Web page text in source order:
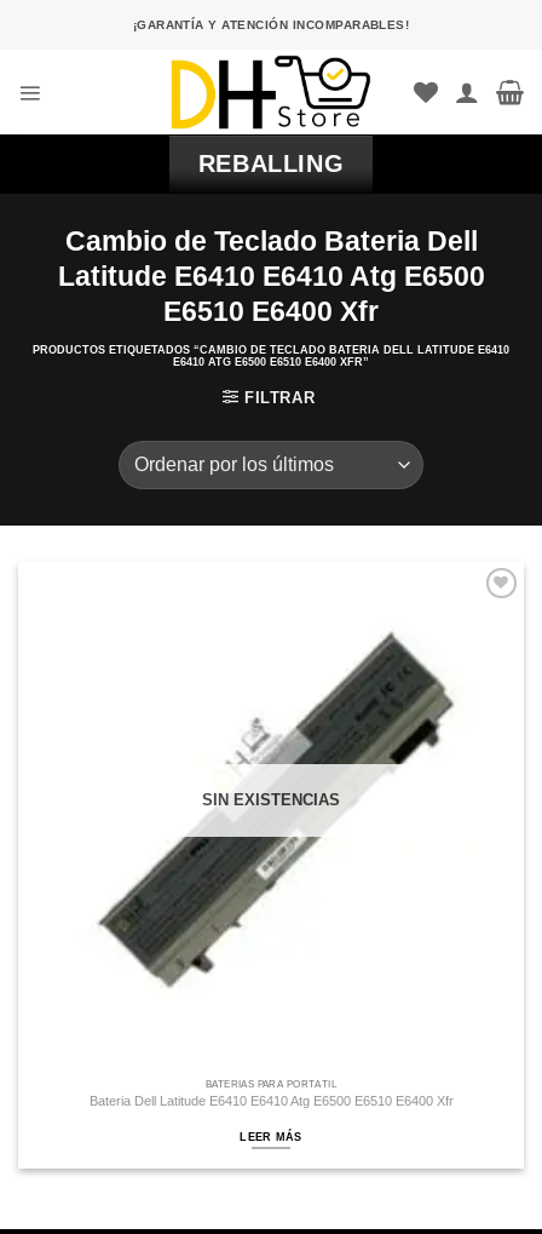
¡GARANTÍA Y ATENCIÓN INCOMPARABLES!
REBALLING
Cambio de Teclado Bateria Dell
Latitude E6410 E6410 Atg E6500
E6510 E6400 Xfr
PRODUCTOS ETIQUETADOS “CAMBIO DE TECLADO BATERIA DELL LATITUDE E6410
E6410 ATG E6500 E6510 E6400 XFR”
FILTRAR
SIN EXISTENCIAS
BATERÍAS PARA PORTÁTIL
Bateria Dell Latitude E6410 E6410 Atg E6500 E6510 E6400 Xfr
LEER MÁS